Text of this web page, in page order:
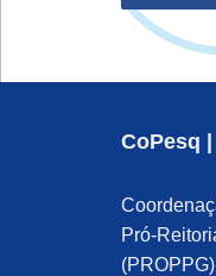
CoPesq |
Pró-
(PROPPG)